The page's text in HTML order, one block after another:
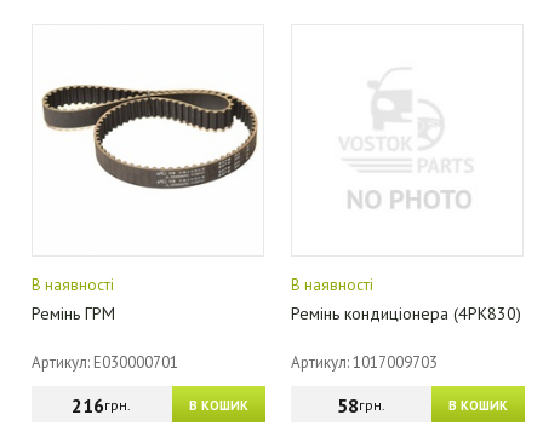
В наявності
Ремінь ГРМ
Артикул: E030000701
В КОШИК
216грн.
В наявності
Ремінь кондиціонера (4PK830)
Артикул: 1017009703
В КОШИК
58грн.